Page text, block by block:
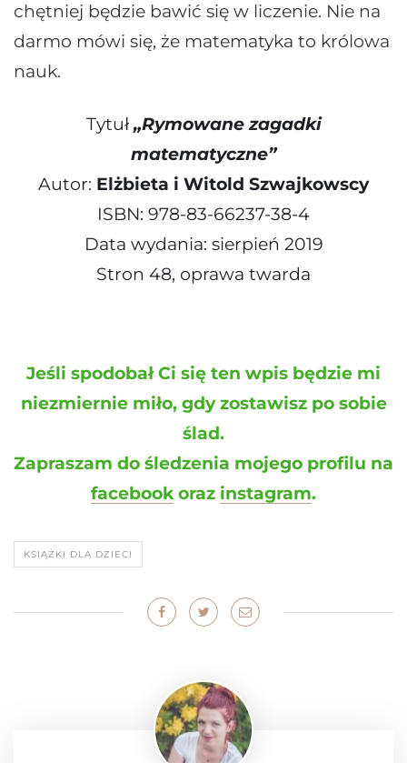
chętniej będzie bawić się w liczenie. Nie na
darmo mówi się, że matematyka to królowa
nauk.
Tytuł „Rymowane zagadki
matematyczne”
Autor: Elżbieta i Witold Szwajkowscy
ISBN: 978-83-66237-38-4
Data wydania: sierpień 2019
Stron 48, oprawa twarda
Jeśli spodobał Ci się ten wpis będzie mi
niezmiernie miło, gdy zostawisz po sobie
ślad.
Zapraszam do śledzenia mojego profilu na
facebookoraz instagram.
KSIĄŻKI DLA DZIECI